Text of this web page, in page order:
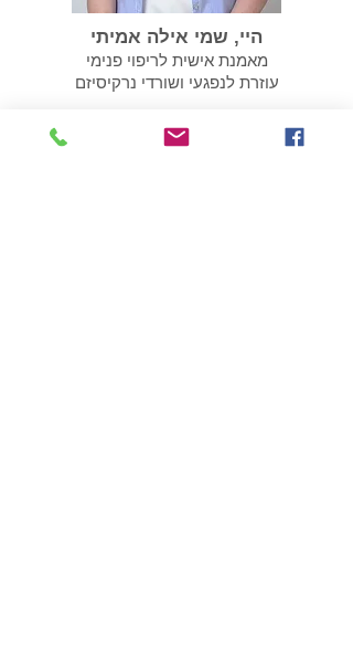
היי, שמי אילה אמיתי
מאמנת אישית לריפוי פנימי
עוזרת לנפגעי ושורדי נרקיסיזם